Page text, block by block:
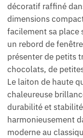
décoratif raffiné
dimensions
facilement sa place
un rebord de
présenter de petits
chocolats, de
Le laiton de haute
chaleureuse
durabilité et
harmonieusement
moderne au